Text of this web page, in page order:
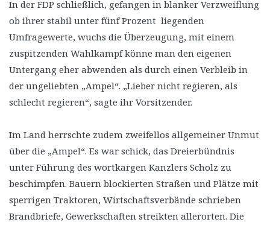
In der FDP schließlich, gefangen in blanker Verzweiflung
ob ihrer stabil unter fünf Prozent liegenden
Umfragewerte, wuchs die Überzeugung, mit einem
zuspitzenden Wahlkampf könne man den eigenen
Untergang eher abwenden als durch einen Verbleib in
der ungeliebten „Ampel“. „Lieber nicht regieren, als
schlecht regieren“, sagte ihr Vorsitzender.
Im Land herrschte zudem zweifellos allgemeiner Unmut
über die „Ampel“. Es war schick, das Dreierbündnis
unter Führung des wortkargen Kanzlers Scholz zu
beschimpfen. Bauern blockierten Straßen und Plätze mit
sperrigen Traktoren, Wirtschaftsverbände schrieben
Brandbriefe, Gewerkschaften streikten allerorten. Die